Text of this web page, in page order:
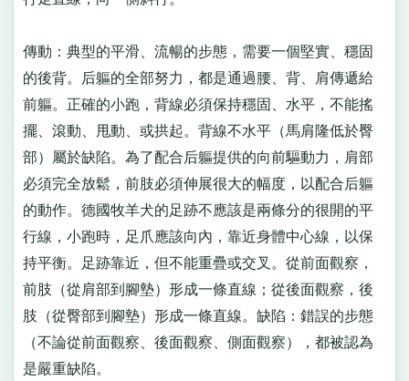
傳動：典型的平滑、流暢的步態，需要一個堅實、穩固
的後背。后軀的全部努力，都是通過腰、背、肩傳遞給
前軀。正確的小跑，背線必須保持穩固、水平，不能搖
擺、滾動、甩動、或拱起。背線不水平（馬肩隆低於臀
部）屬於缺陷。為了配合后軀提供的向前驅動力，肩部
必須完全放鬆，前肢必須伸展很大的幅度，以配合后軀
的動作。德國牧羊犬的足跡不應該是兩條分的很開的平
行線，小跑時，足爪應該向內，靠近身體中心線，以保
持平衡。足跡靠近，但不能重疊或交叉。從前面觀察，
前肢（從肩部到腳墊）形成一條直線；從後面觀察，後
肢（從臀部到腳墊）形成一條直線。缺陷：錯誤的步態
（不論從前面觀察、後面觀察、側面觀察），都被認為
是嚴重缺陷。